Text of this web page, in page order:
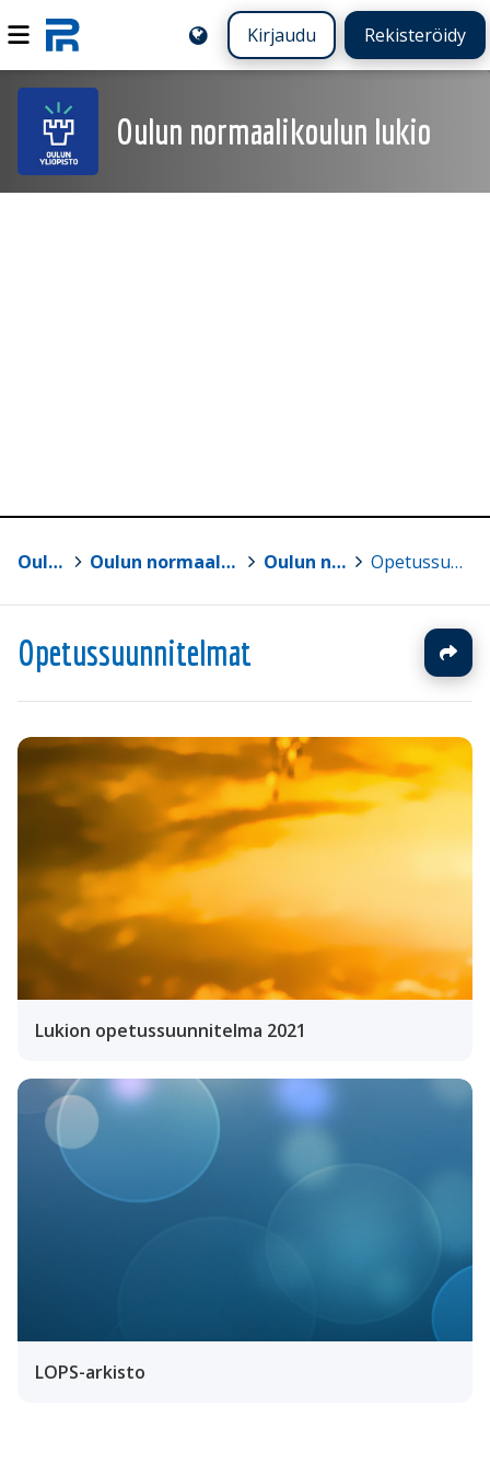
Kirjaudu Rekisteröidy
Oulun normaalikoulun lukio
Oulun yliopisto > Oulun normaalikoulun lukio ja perusasteen vs. 7-9 > Oulun normaalikoulun lukio > Opetussuunnitelmat
Opetussuunnitelmat
Lukion opetussuunnitelma 2021
LOPS-arkisto